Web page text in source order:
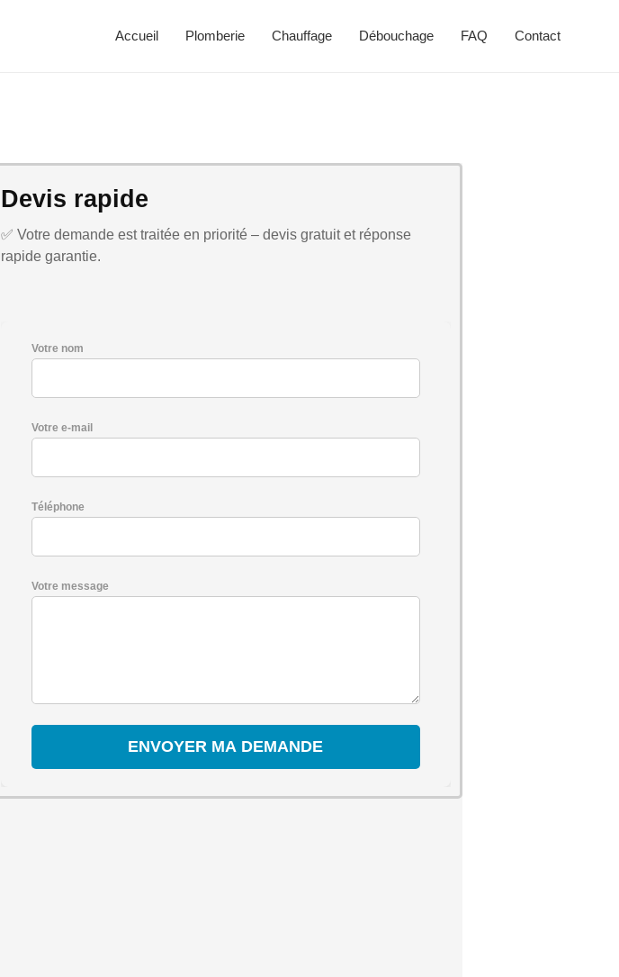
Accueil Plomberie Chauffage Débouchage FAQ Contact
Devis rapide
✅ Votre demande est traitée en priorité – devis gratuit et réponse
rapide garantie.
Votre nom
Votre e-mail
Téléphone
Votre message